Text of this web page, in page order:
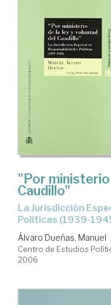
"Por ministerio
Caudillo"
la Jurisdicción Especial de responsabilidades
Políticas (1939-
Álvaro Dueñas, Manuel
Centro de Estudios
2006